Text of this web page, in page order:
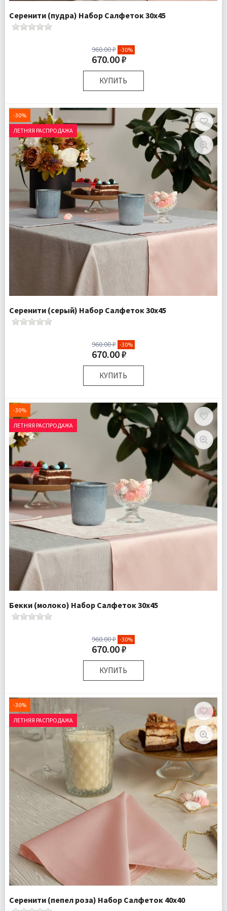
Серенити (пудра) Набор Салфеток 30х45
960.00 ₽ -30%
670.00 ₽
КУПИТЬ
Комплектация:
Салфетки 2 шт
Доставка:
Подробнее
-30%
ЛЕТНЯЯ РАСПРОДАЖА
Серенити (серый) Набор Салфеток 30х45
960.00 ₽ -30%
670.00 ₽
КУПИТЬ
Комплектация:
Салфетки 2 шт
Доставка:
Подробнее
-30%
ЛЕТНЯЯ РАСПРОДАЖА
Бекки (молоко) Набор Салфеток 30х45
960.00 ₽ -30%
670.00 ₽
КУПИТЬ
Комплектация:
Салфетки 2 шт
Ткань:
Жаккард
Доставка:
Подробнее
-30%
ЛЕТНЯЯ РАСПРОДАЖА
Серенити (пепел роза) Набор Салфеток 40х40